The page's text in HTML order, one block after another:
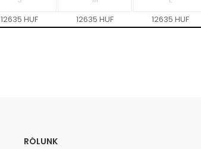
12635 HUF 12635 HUF 12635 HUF
RÓLUNK